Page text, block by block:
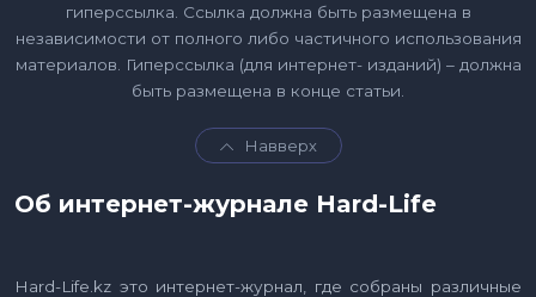
гиперссылка. Ссылка должна быть размещена в
независимости от полного либо частичного использования
материалов. Гиперссылка (для интернет- изданий) – должна
быть размещена в конце статьи.
Навверх
Об интернет-журнале Hard-Life
Hard-Life.kz это интернет-журнал, где собраны различные